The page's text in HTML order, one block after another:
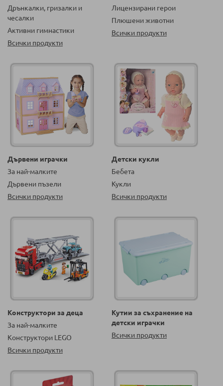
Дрънкалки, гризалки и
чесалки
Активни гимнастики
Всички продукти
Лицензирани герои
Плюшени животни
Всички продукти
Дървени играчки
За най-малките
Дървени пъзели
Всички продукти
Детски кукли
Бебета
Кукли
Всички продукти
Конструктори за деца
За най-малките
Конструктори LEGO
Всички продукти
Кутии за съхранение на
детски играчки
Всички продукти